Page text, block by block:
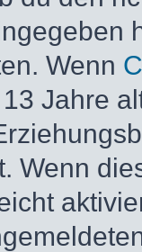
Wenn
Jahre
Wenn